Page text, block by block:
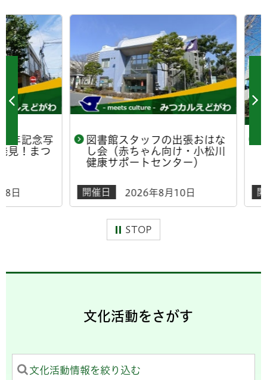
念写
まつ
図書館スタッフの出張おはな
し会（赤ちゃん向け・小松川
健康サポートセンター）
開催日 2026年8月10日
お
開催日
STOP
文化活動をさがす
文化活動情報を絞り込む